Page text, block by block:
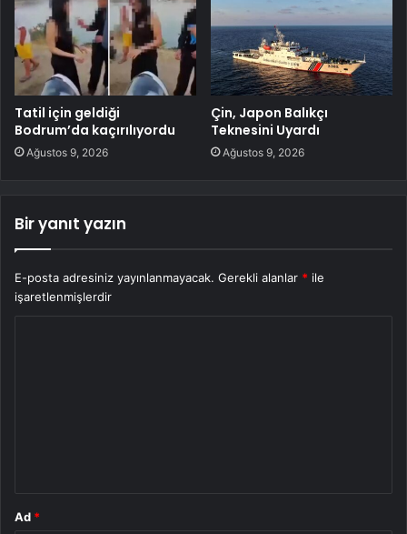
Tatil için geldiği
Bodrum’da kaçırılıyordu
Ağustos 9, 2026
Çin, Japon Balıkçı
Teknesini Uyardı
Ağustos 9, 2026
Bir yanıt yazın
E-posta adresiniz yayınlanmayacak. Gerekli alanlar * ile
işaretlenmişlerdir
Ad *